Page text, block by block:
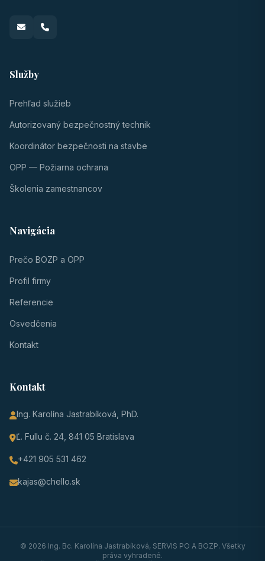
Služby
Prehľad služieb
Autorizovaný bezpečnostný technik
Koordinátor bezpečnosti na stavbe
OPP — Požiarna ochrana
Školenia zamestnancov
Navigácia
Prečo BOZP a OPP
Profil firmy
Referencie
Osvedčenia
Kontakt
Kontakt
Ing. Karolína Jastrabíková, PhD.
Ľ. Fullu č. 24, 841 05 Bratislava
+421 905 531 462
kajas@chello.sk
© 2026 Ing. Bc. Karolína Jastrabíková, SERVIS PO A BOZP. Všetky
práva vyhradené.